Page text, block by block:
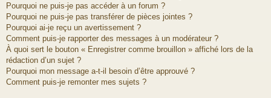
Pourquoi ne puis-je pas accéder à un forum ?
Pourquoi ne puis-je pas transférer de pièces jointes ?
Pourquoi ai-je reçu un avertissement ?
Comment puis-je rapporter des messages à un modérateur ?
À quoi sert le bouton « Enregistrer comme brouillon » affiché lors de la
rédaction d’un sujet ?
Pourquoi mon message a-t-il besoin d’être approuvé ?
Comment puis-je remonter mes sujets ?